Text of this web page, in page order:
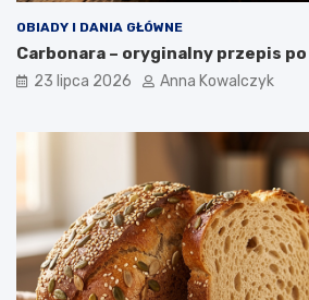
OBIADY I DANIA GŁÓWNE
Carbonara – oryginalny przepis po
23 lipca 2026 Anna Kowalczyk